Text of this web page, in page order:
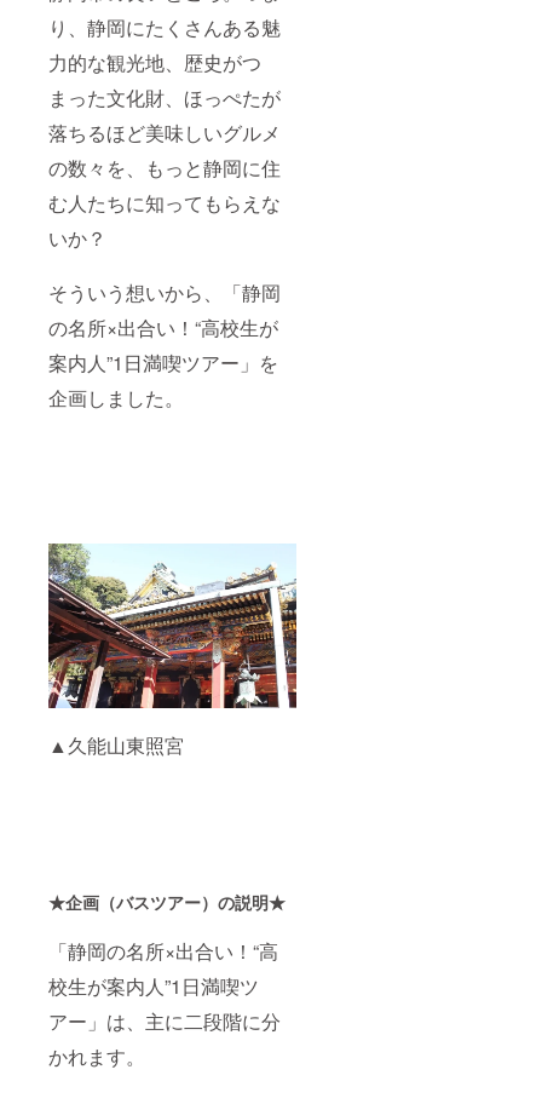
り、静岡にたくさんある魅
力的な観光地、歴史がつ
まった文化財、ほっぺたが
落ちるほど美味しいグルメ
の数々を、もっと静岡に住
む人たちに知ってもらえな
いか？
そういう想いから、「静岡
の名所×出合い！“高校生が
案内人”1日満喫ツアー」を
企画しました。
▲久能山東照宮
★企画（バスツアー）の説明★
「静岡の名所×出合い！“高
校生が案内人”1日満喫ツ
アー」は、主に二段階に分
かれます。